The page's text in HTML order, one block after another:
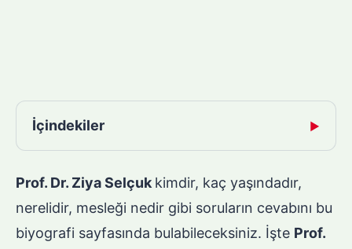
İçindekiler ▶
Prof. Dr. Ziya Selçuk kimdir, kaç yaşındadır,
nerelidir, mesleği nedir gibi soruların cevabını bu
biyografi sayfasında bulabileceksiniz. İşte Prof.